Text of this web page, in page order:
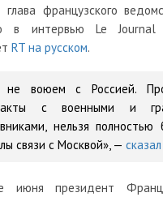
глава французского
в интервью Le Journal
RT на русском.
воюем с Россией.
с военными и
нельзя полностью
связи с Москвой», — сказал
июня президент